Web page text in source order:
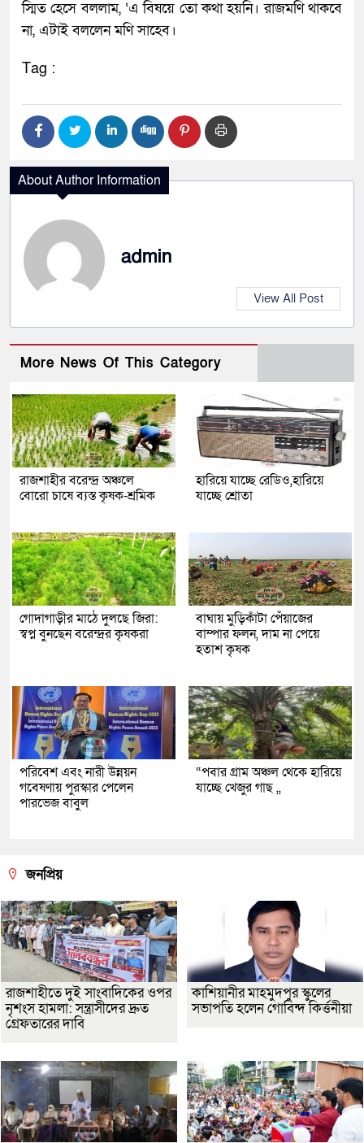
স্মিত হেসে বললাম, ‘এ বিষয়ে তো কথা হয়নি। রাজমণি থাকবে
না, এটাই বললেন মণি সাহেব।
Tag :
About Author Information
admin
View All Post
More News Of This Category
রাজশাহীর বরেন্দ্র অঞ্চলে
বোরো চাষে ব্যস্ত কৃষক-শ্রমিক
হারিয়ে যাচ্ছে রেডিও,হারিয়ে
যাচ্ছে শ্রোতা
গোদাগাড়ীর মাঠে দুলছে জিরা:
স্বপ্ন বুনছেন বরেন্দ্রর কৃষকরা
বাঘায় মুড়িকাঁটা পেঁয়াজের
বাম্পার ফলন, দাম না পেয়ে
হতাশ কৃষক
পরিবেশ এবং নারী উন্নয়ন
গবেষণায় পুরস্কার পেলেন
পারভেজ বাবুল
“পবার গ্রাম অঞ্চল থেকে হারিয়ে
যাচ্ছে খেজুর গাছ ,,
জনপ্রিয়
রাজশাহীতে দুই সাংবাদিকের ওপর
নৃশংস হামলা: সন্ত্রাসীদের দ্রুত
গ্রেফতারের দাবি
কাশিয়ানীর মাহমুদপুর স্কুলের
সভাপতি হলেন গোবিন্দ কির্ত্তনীয়া